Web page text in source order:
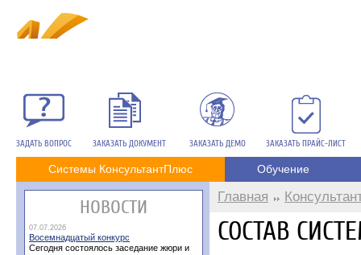
ЗАДАТЬ ВОПРОС ЗАКАЗАТЬ ДОКУМЕНТ ЗАКАЗАТЬ ДЕМО ЗАКАЗАТЬ ПРАЙС-ЛИСТ
Системы КонсультантПлюс Обучение
НОВОСТИ
07.07.2026
Восемнадцатый конкурс
Сегодня состоялось заседание жюри и
Главная
СОСТАВ